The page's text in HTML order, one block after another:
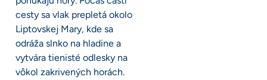
cesty sa vlak prepletá okolo
Liptovskej Mary, kde sa
odráža slnko na hladine a
vytvára tienisté odlesky na
vôkol zakrivených horách.